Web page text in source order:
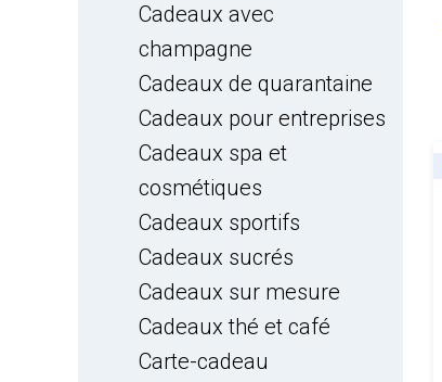
Cadeaux avec
champagne
Cadeaux de quarantaine
Cadeaux pour entreprises
Cadeaux spa et
cosmétiques
Cadeaux sportifs
Cadeaux sucrés
Cadeaux sur mesure
Cadeaux thé et café
Carte-cadeau